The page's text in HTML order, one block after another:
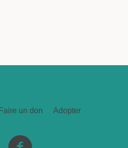
Faire un don Adopter